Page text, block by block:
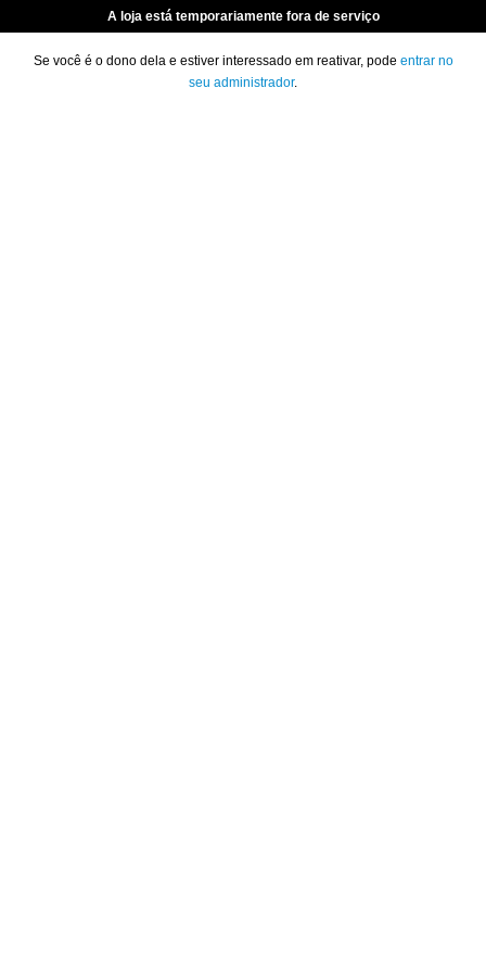
A loja está temporariamente fora de serviço
Se você é o dono dela e estiver interessado em reativar, pode entrar no
seu administrador.